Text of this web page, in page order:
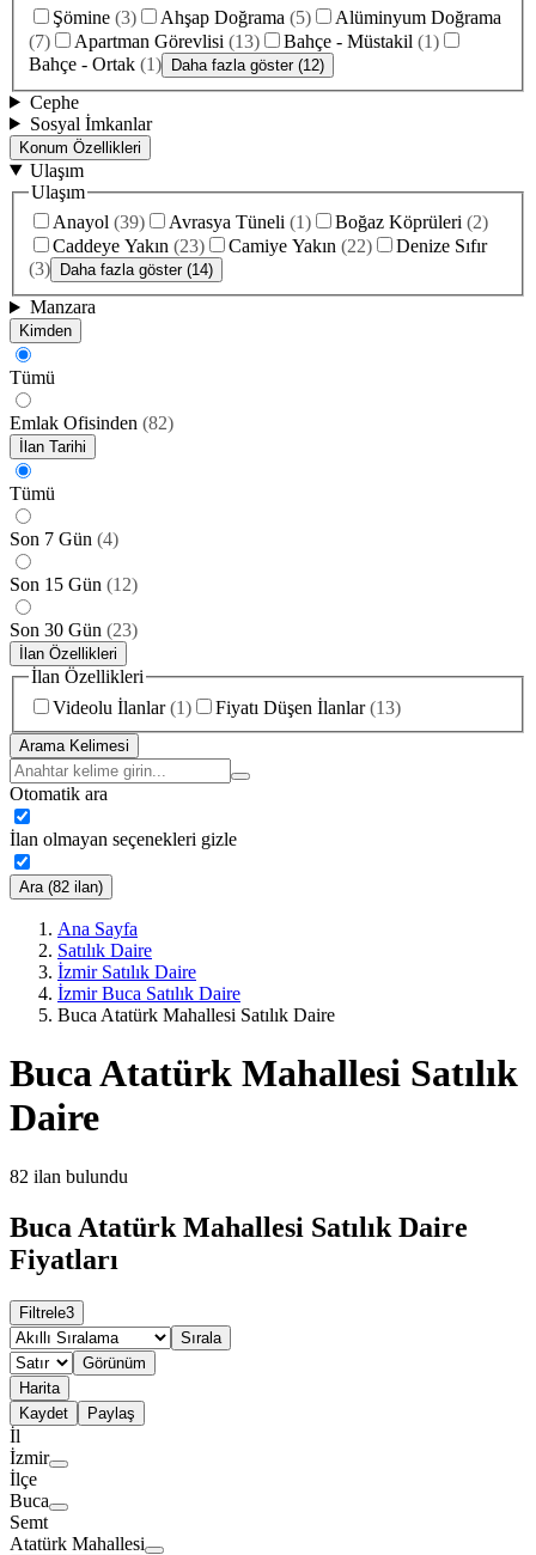
Şömine (3) Ahşap Doğrama (5)
Alüminyum Doğrama
(7) Apartman Görevlisi (13) Bahçe - Müstakil (1)
Bahçe - Ortak (1) Daha fazla göster (12)
Cephe
Sosyal İmkanlar
Konum Özellikleri
Ulaşım
Ulaşım
Anayol (39) Avrasya Tüneli (1) Boğaz Köprüleri (2)
Caddeye Yakın (23) Camiye Yakın (22)
Denize Sıfır
(3) Daha fazla göster (14)
Manzara
Kimden
Tümü
Emlak Ofisinden (82)
İlan Tarihi
Tümü
Son 7 Gün (4)
Son 15 Gün (12)
Son 30 Gün (23)
İlan Özellikleri
İlan Özellikleri
Videolu İlanlar (1) Fiyatı Düşen İlanlar (13)
Arama Kelimesi
Otomatik ara
İlan olmayan seçenekleri gizle
Ara (82 ilan)
Ana Sayfa
Satılık Daire
İzmir Satılık Daire
İzmir Buca Satılık Daire
Buca Atatürk Mahallesi Satılık Daire
Buca Atatürk Mahallesi Satılık
Daire
82 ilan bulundu
Buca Atatürk Mahallesi Satılık Daire
Fiyatları
Filtrele3
Sırala
Görünüm
Harita
Kaydet
Paylaş
İl
İzmir
İlçe
Buca
Semt
Atatürk Mahallesi